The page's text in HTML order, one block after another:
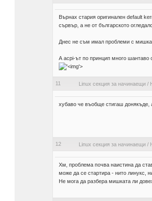
Върнах стария оригинален default
сървър, а не от българското
Днес не съм имал проблеми с
А acpi-ът по принцип много шантаво
'>
11 Linux секция за начинаещи/
хубаво че въобще стигаш донякъде,
12 Linux секция за начинаещи/
Хм, проблема почва наистина да
може да се стартира - нито линукс,
Не мога да разбера мишката ли